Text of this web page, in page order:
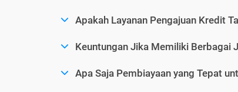
Apakah Layanan Pengajuan Kredit
Keuntungan Jika Memiliki Berbagai
Apa Saja Pembiayaan yang Tepat